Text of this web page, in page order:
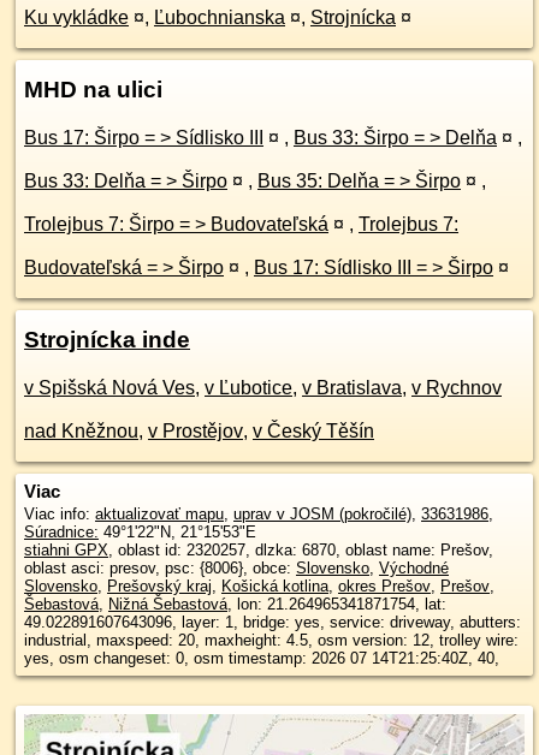
Ku vykládke ¤, Ľubochnianska ¤, Strojnícka ¤
MHD na ulici
Bus 17: Širpo = > Sídlisko III ¤ , Bus 33: Širpo = > Delňa ¤ ,
Bus 33: Delňa = > Širpo ¤ , Bus 35: Delňa = > Širpo ¤ ,
Trolejbus 7: Širpo = > Budovateľská ¤ , Trolejbus 7:
Budovateľská = > Širpo ¤ , Bus 17: Sídlisko III = > Širpo ¤
Strojnícka inde
v Spišská Nová Ves, v Ľubotice, v Bratislava, v Rychnov
nad Kněžnou, v Prostějov, v Český Těšín
Viac
Viac info: aktualizovať mapu, uprav v JOSM (pokročilé), 33631986,
Súradnice: 49°1'22"N, 21°15'53"E
stiahni GPX, oblast id: 2320257, dlzka: 6870, oblast name: Prešov,
oblast asci: presov, psc: {8006}, obce: Slovensko, Východné
Slovensko, Prešovský kraj, Košická kotlina, okres Prešov, Prešov,
Šebastová, Nižná Šebastová, lon: 21.264965341871754, lat:
49.022891607643096, layer: 1, bridge: yes, service: driveway, abutters:
industrial, maxspeed: 20, maxheight: 4.5, osm version: 12, trolley wire:
yes, osm changeset: 0, osm timestamp: 2026 07 14T21:25:40Z, 40,